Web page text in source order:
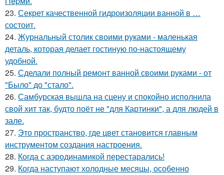
23. Секрет качественной гидроизоляции ванной в …
состоит.
24. Журнальный столик своими руками - маленькая
деталь, которая делает гостиную по-настоящему
удобной.
25. Сделали полный ремонт ванной своими руками - от
"Было" до "стало".
26. Самбурская вышла на сцену и спокойно исполнила
свой хит так, будто поёт не "для Картинки", а для людей в
зале.
27. Это пространство, где цвет становится главным
инструментом создания настроения.
28. Когда с аэродинамикой перестарались!
29. Когда наступают холодные месяцы, особенно